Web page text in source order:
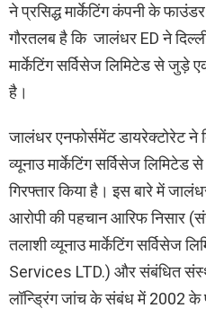
ने प्रसिद्ध मार्केटिंग कंपनी के
गौरतलब है कि जालंधर ED ने
मार्केटिंग सर्विसेज लिमिटेड से जुड़े
है।
जालंधर एनफोर्समेंट डायरेक्टोरेट ने
व्यूनाउ मार्केटिंग सर्विसेज
गिरफ्तार किया है। इस बारे में
आरोपी की पहचान आरिफ निसार
तलाशी व्यूनाउ मार्केटिंग
Services LTD.) और संबंधित
लॉन्ड्रिंग जांच के संबंध में 2002 के